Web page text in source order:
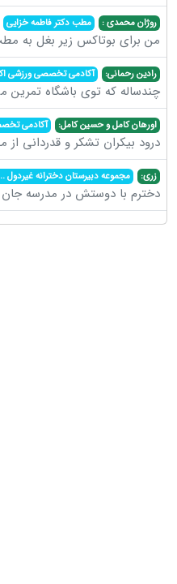
روژان محمدی : مطب دکتر فاطمه خزایی
من برای بوتاکس زیر بغل به
رادین رحمانی: آکادمی تخصصی ورزشی
چندساله که توی باشگاه
اورهان کامل و حسین کامل: آکادمی
درود بیکران تشکر و قدردانی از
زری: مجموعه دبیرستان دخترانه غیردول
دخترم با دوستش در مدرسه